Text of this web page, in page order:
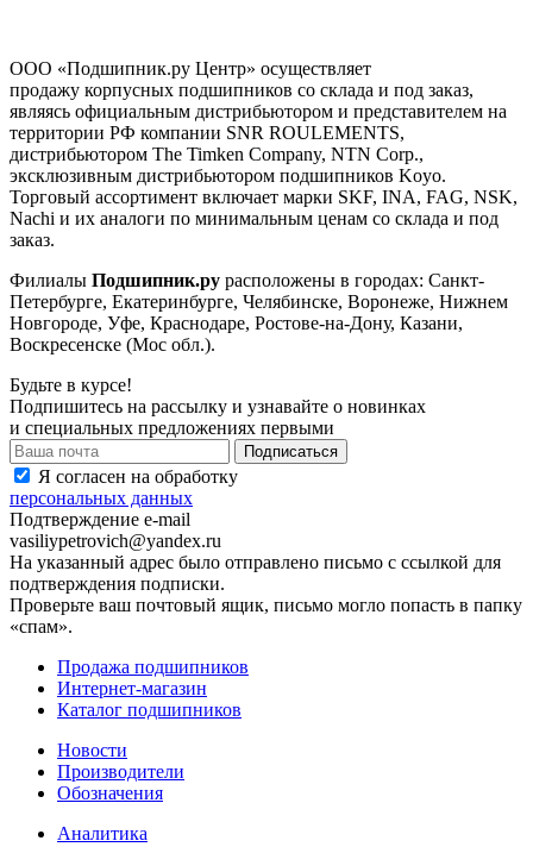
ООО «Подшипник.ру Центр» осуществляет
продажу корпусных подшипников со склада и под заказ,
являясь официальным дистрибьютором и представителем на
территории РФ компании SNR ROULEMENTS,
дистрибьютором The Timken Company, NTN Corp.,
эксклюзивным дистрибьютором подшипников Koyo.
Торговый ассортимент включает марки SKF, INA, FAG, NSK,
Nachi и их аналоги по минимальным ценам со склада и под
заказ.
Филиалы Подшипник.ру расположены в городах: Санкт-
Петербурге, Екатеринбурге, Челябинске, Воронеже, Нижнем
Новгороде, Уфе, Краснодаре, Ростове-на-Дону, Казани,
Воскресенске (Мос обл.).
Будьте в курсе!
Подпишитесь на рассылку и узнавайте о новинках
и специальных предложениях первыми
Я согласен на обработку
персональных данных
Подтверждение e-mail
vasiliypetrovich@yandex.ru
На указанный адрес было отправлено письмо с ссылкой для
подтверждения подписки.
Проверьте ваш почтовый ящик, письмо могло попасть в папку
«спам».
Продажа подшипников
Интернет-магазин
Каталог подшипников
Новости
Производители
Обозначения
Аналитика